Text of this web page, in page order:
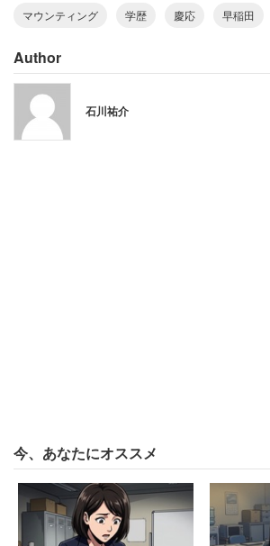
また、高学歴が当然の環境にいるあま
る。
「自慢というより高学歴が当たり前
一方、学歴コンプレックスをこじらせ
「いい大学出ても仕事とは別だと思
仕事できるから?』みたいな自慢を
マウンティング 学歴 慶応 早稲田
Author
石川祐介
今、あなたにオススメ